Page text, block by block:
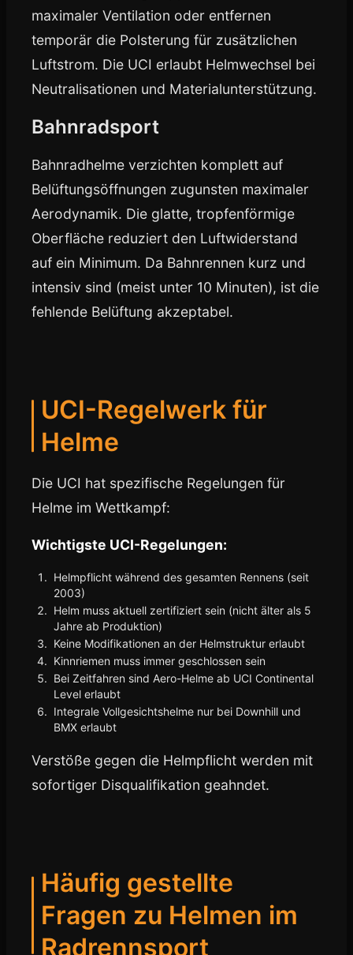
maximaler Ventilation oder entfernen
temporär die Polsterung für zusätzlichen
Luftstrom. Die UCI erlaubt Helmwechsel bei
Neutralisationen und Materialunterstützung.
Bahnradsport
Bahnradhelme verzichten komplett auf
Belüftungsöffnungen zugunsten maximaler
Aerodynamik. Die glatte, tropfenförmige
Oberfläche reduziert den Luftwiderstand
auf ein Minimum. Da Bahnrennen kurz und
intensiv sind (meist unter 10 Minuten), ist die
fehlende Belüftung akzeptabel.
UCI-Regelwerk für
Helme
Die UCI hat spezifische Regelungen für
Helme im Wettkampf:
Wichtigste UCI-Regelungen:
Helmpflicht während des gesamten Rennens (seit
2003)
Helm muss aktuell zertifiziert sein (nicht älter als 5
Jahre ab Produktion)
Keine Modifikationen an der Helmstruktur erlaubt
Kinnriemen muss immer geschlossen sein
Bei Zeitfahren sind Aero-Helme ab UCI Continental
Level erlaubt
Integrale Vollgesichtshelme nur bei Downhill und
BMX erlaubt
Verstöße gegen die Helmpflicht werden mit
sofortiger Disqualifikation geahndet.
Häufig gestellte
Fragen zu Helmen im
Radrennsport